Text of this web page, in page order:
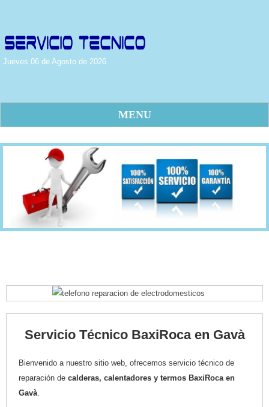
Jueves 06 de Agosto de 2026
MENU
Servicio Técnico BaxiRoca en Gavà
Bienvenido a nuestro sitio web, ofrecemos servicio técnico de
reparación de calderas, calentadores y termos BaxiRoca en
Gavà